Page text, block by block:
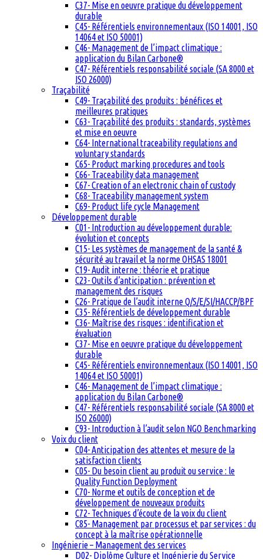
C37- Mise en oeuvre pratique du développement
durable
C45- Référentiels environnementaux (ISO 14001, ISO
14064 et ISO 50001)
C46- Management de l’impact climatique :
application du Bilan Carbone®
C47- Référentiels responsabilité sociale (SA 8000 et
ISO 26000)
Traçabilité
C49- Traçabilité des produits : bénéfices et
meilleures pratiques
C63- Traçabilité des produits : standards, systèmes
et mise en oeuvre
C64- International traceability regulations and
voluntary standards
C65- Product marking procedures and tools
C66- Traceability data management
C67- Creation of an electronic chain of custody
C68- Traceability management system
C69- Product life cycle Management
Développement durable
C01- Introduction au développement durable:
évolution et concepts
C15- Les systèmes de management de la santé &
sécurité au travail et la norme OHSAS 18001
C19- Audit interne : théorie et pratique
C23- Outils d’anticipation : prévention et
management des risques
C26- Pratique de l’audit interne Q/S/E/SI/HACCP/BPF
C35- Référentiels de développement durable
C36- Maîtrise des risques : identification et
évaluation
C37- Mise en oeuvre pratique du développement
durable
C45- Référentiels environnementaux (ISO 14001, ISO
14064 et ISO 50001)
C46- Management de l’impact climatique :
application du Bilan Carbone®
C47- Référentiels responsabilité sociale (SA 8000 et
ISO 26000)
C93- Introduction à l’audit selon NGO Benchmarking
Voix du client
C04- Anticipation des attentes et mesure de la
satisfaction clients
C05- Du besoin client au produit ou service : le
Quality Function Deployment
C70- Norme et outils de conception et de
développement de nouveaux produits
C72- Techniques d’écoute de la voix du client
C85- Management par processus et par services : du
concept à la maîtrise opérationnelle
Ingénierie – Management des services
D02- Diplôme Culture et Ingénierie du Service